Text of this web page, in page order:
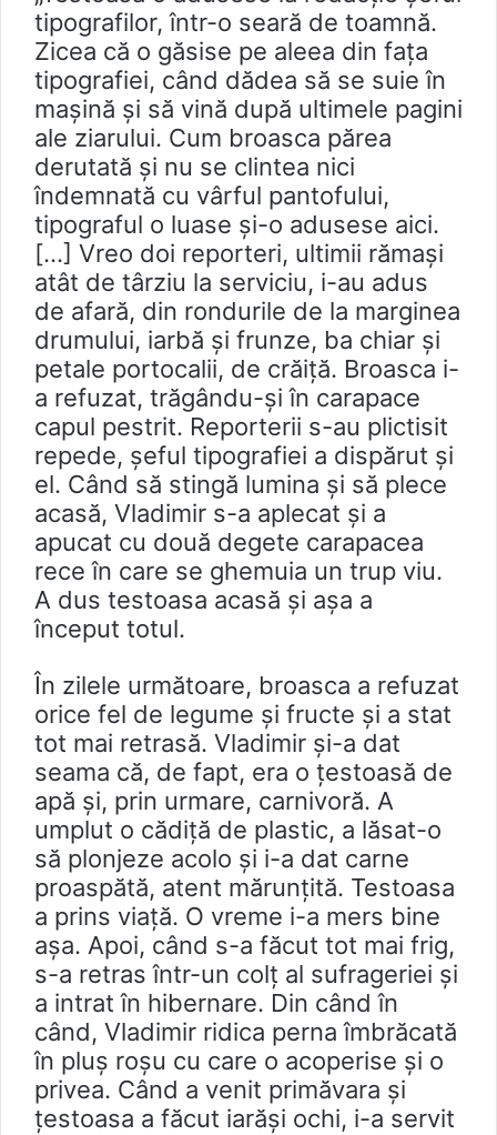
tipografilor, într-o seară de toamnă.
Zicea că o găsise pe aleea din fața
tipografiei, când dădea să se suie în
maşină și să vină după ultimele pagini
ale ziarului. Cum broasca părea
derutată și nu se clintea nici
îndemnată cu vârful pantofului,
tipograful o luase şi-o adusese aici.
[…] Vreo doi reporteri, ultimii rămași
atât de târziu la serviciu, i-au adus
de afară, din rondurile de la marginea
drumului, iarbă şi frunze, ba chiar și
petale portocalii, de crăiță. Broasca i-
a refuzat, trăgându-şi în carapace
capul pestrit. Reporterii s-au plictisit
repede, şeful tipografiei a dispărut și
el. Când să stingă lumina şi să plece
acasă, Vladimir s-a aplecat și a
apucat cu două degete carapacea
rece în care se ghemuia un trup viu.
A dus testoasa acasă și așa a
început totul.
În zilele următoare, broasca a refuzat
orice fel de legume şi fructe şi a stat
tot mai retrasă. Vladimir şi-a dat
seama că, de fapt, era o țestoasă de
apă și, prin urmare, carnivoră. A
umplut o cădiță de plastic, a lăsat-o
să plonjeze acolo şi i-a dat carne
proaspătă, atent mărunțită. Testoasa
a prins viaţă. O vreme i-a mers bine
aşa. Apoi, când s-a făcut tot mai frig,
s-a retras într-un colț al sufrageriei şi
a intrat în hibernare. Din când în
când, Vladimir ridica perna îmbrăcată
în pluş roșu cu care o acoperise și o
privea. Când a venit primăvara și
țestoasa a făcut iarăși ochi, i-a servit